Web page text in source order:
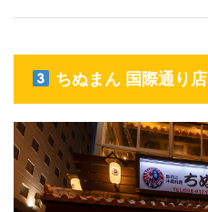
ちぬまん 国際通り店